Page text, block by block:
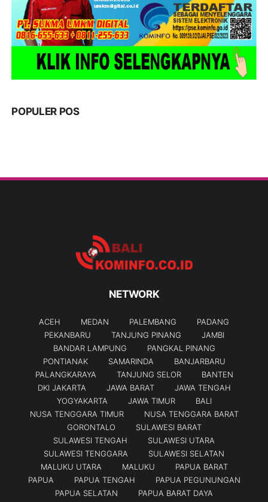
POPULER POS
NETWORK
ACEH MEDAN PALEMBANG
PADANG
PEKANBARU
TANJUNG PINANG
JAMBI
BANDAR LAMPUNG
PANGKAL PINANG
PONTIANAK
SAMARINDA
BANJARBARU
PALANGKARAYA
TANJUNG SELOR
BANTEN
DKI JAKARTA
JAWA BARAT
JAWA TENGAH
YOGYAKARTA
JAWA TIMUR
BALI
NUSA TENGGARA TIMUR
NUSA TENGGARA BARAT
GORONTALO
SULAWESI BARAT
SULAWESI TENGAH
SULAWESI UTARA
SULAWESI TENGGARA
SULAWESI SELATAN
MALUKU UTARA
MALUKU
PAPUA BARAT
PAPUA
PAPUA TENGAH
PAPUA PEGUNUNGAN
PAPUA SELATAN
PAPUA BARAT DAYA